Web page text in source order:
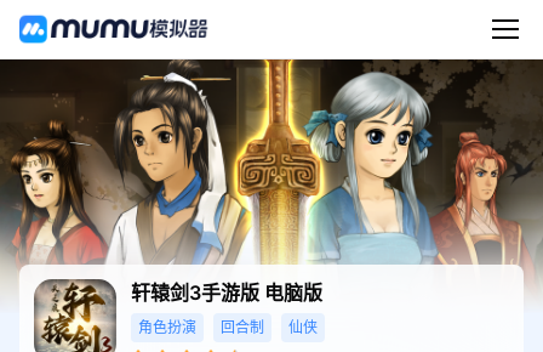
轩辕剑3手游版 电脑版
角色扮演 回合制 仙侠